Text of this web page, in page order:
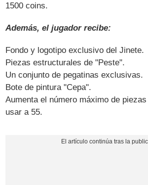
1500 coins.
Además, el jugador recibe:
Fondo y logotipo exclusivo del Jinete.
Piezas estructurales de "Peste".
Un conjunto de pegatinas exclusivas.
Bote de pintura "Cepa".
Aumenta el número máximo de
usar a 55.